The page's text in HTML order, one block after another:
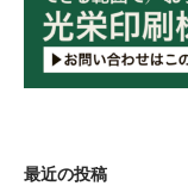
最近の投稿